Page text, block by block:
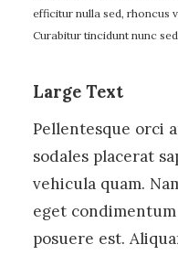
efficitur nulla sed, rhoncus
Curabitur tincidunt nunc
Large Text
Pellentesque orci
sodales placerat
vehicula quam.
eget
posuere est.